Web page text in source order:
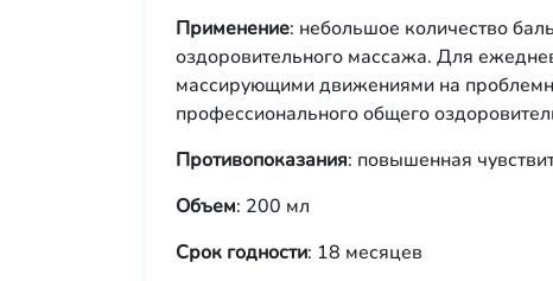
Применение: небольшое количество
оздоровительного массажа. Для
массирующими движениями на
профессионального общего
Противопоказания: повышенная
Объем: 200 мл
Срок годности: 18 месяцев